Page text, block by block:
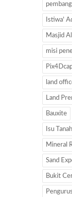
Istiwa'
Masjid
misi
land
Land
Bauxite
Isu Tanah
Mineral
Sand
Bukit